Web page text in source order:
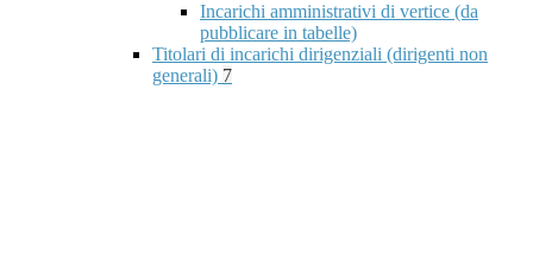
Incarichi amministrativi di vertice (da
pubblicare in tabelle)
Titolari di incarichi dirigenziali (dirigenti non
generali) 7